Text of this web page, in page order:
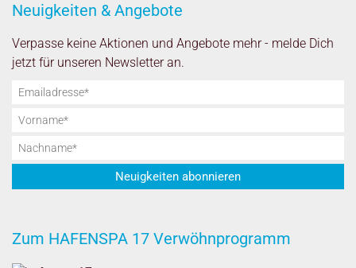
Neuigkeiten & Angebote
Verpasse keine Aktionen und Angebote mehr - melde Dich
jetzt für unseren Newsletter an.
Zum HAFENSPA 17 Verwöhnprogramm